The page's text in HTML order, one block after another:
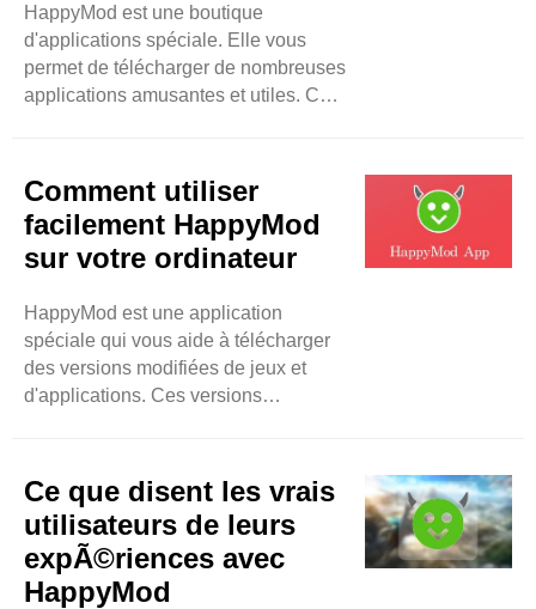
HappyMod est une boutique
d'applications spéciale. Elle vous
permet de télécharger de nombreuses
applications amusantes et utiles. Ce
vous pouvez trouver sur HappyMod.
Nous examinerons les jeux, les outils
et plus encore. Jeux L'une des
meilleures choses à propos de
de nombreux types de jeux. Vous
pouvez trouver des jeux d'action, des
jeux d'aventure, des jeux de ..
Comment utiliser
facilement HappyMod
sur votre ordinateur
HappyMod est une application
spéciale qui vous aide à télécharger
des versions modifiées de jeux et
d'applications. Ces versions
l'argent illimité et des options plus
amusantes. Ce blog vous expliquera
comment utiliser HappyMod sur votre
ordinateur de manière simple. Qu'est-
ce que HappyMod ? HappyMod est
Ce que disent les vrais
utilisateurs de leurs
expÃ©riences avec
HappyMod